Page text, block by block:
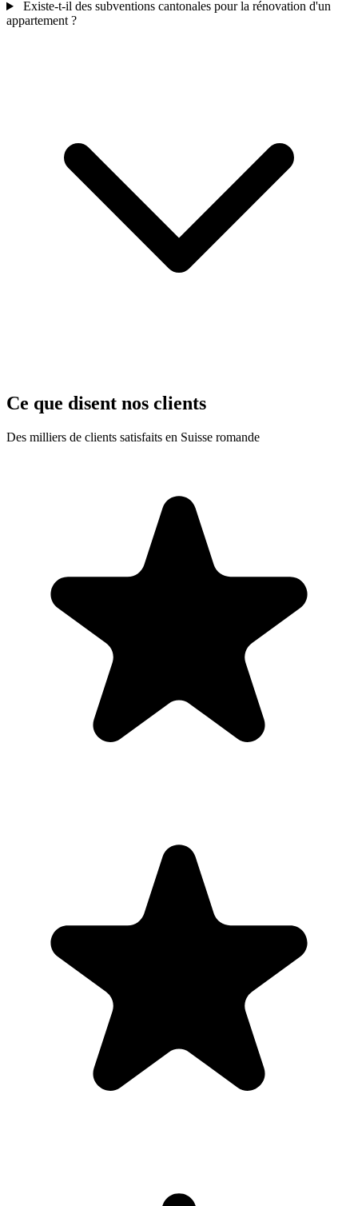
Existe-t-il des subventions cantonales pour la rénovation d'un
appartement ?
Ce que disent nos clients
Des milliers de clients satisfaits en Suisse romande